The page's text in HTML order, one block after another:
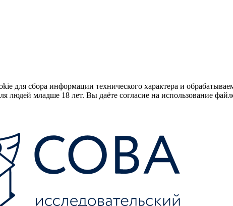
для сбора информации технического характера и
людей младше 18 лет. Вы даёте согласие на использование